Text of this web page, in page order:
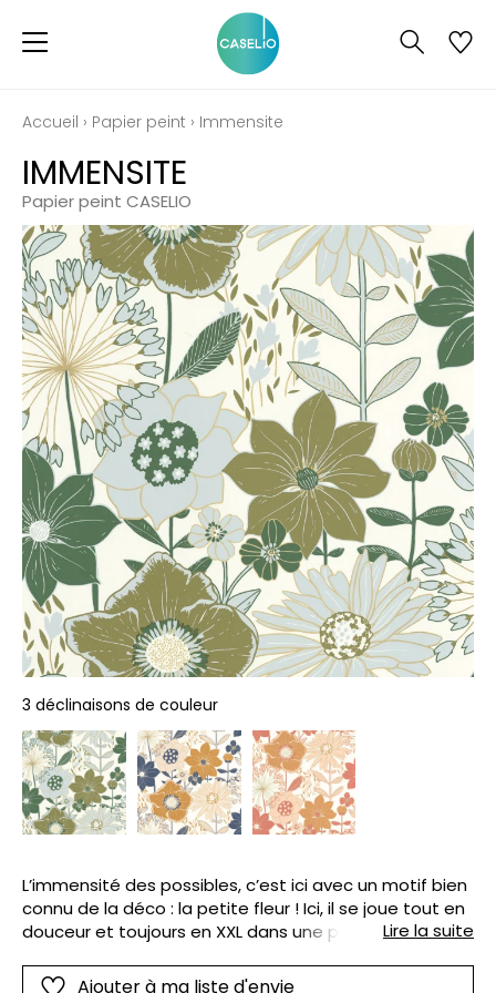
Accueil › Papier peint › Immensite
IMMENSITE
Papier peint CASELIO
3 déclinaisons de couleur
L’immensité des possibles, c’est ici avec un motif bien
connu de la déco : la petite fleur ! Ici, il se joue tout en
douceur et toujours en XXL dans une palette de verts
Lire la suite
Ajouter à ma liste d'envie